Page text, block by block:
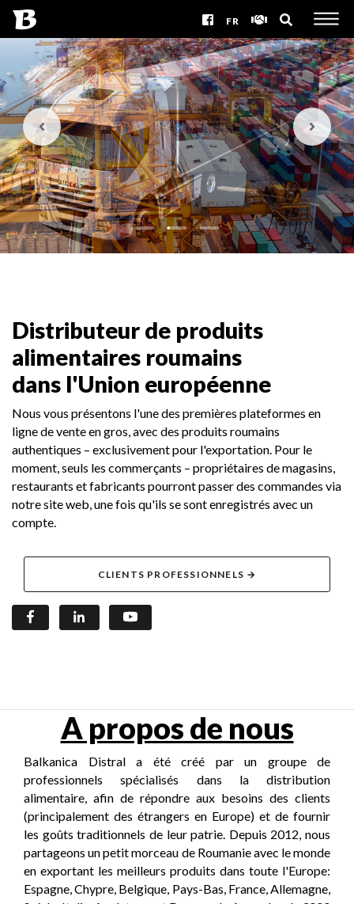
FR
Distributeur de produits
alimentaires roumains
dans l'Union européenne
Nous vous présentons l'une des premières plateformes en
ligne de vente en gros, avec des produits roumains
authentiques – exclusivement pour l'exportation. Pour le
moment, seuls les commerçants – propriétaires de magasins,
restaurants et fabricants pourront passer des commandes via
notre site web, une fois qu'ils se sont enregistrés avec un
compte.
CLIENTS PROFESSIONNELS →
A propos de nous
Balkanica Distral a été créé par un groupe de
professionnels spécialisés dans la distribution
alimentaire, afin de répondre aux besoins des clients
(principalement des étrangers en Europe) et de fournir
les goûts traditionnels de leur patrie. Depuis 2012, nous
partageons un petit morceau de Roumanie avec le monde
en exportant les meilleurs produits dans toute l'Europe:
Espagne, Chypre, Belgique, Pays-Bas, France, Allemagne,